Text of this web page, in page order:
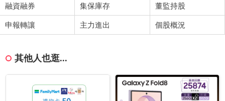
融資融券 集保庫存 董監持股
申報轉讓 主力進出 個股概況
其他人也逛...